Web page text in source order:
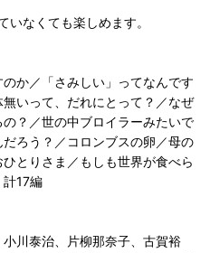
いなくても楽しめます。
か／「さみしい」ってなんです
いって、だれにとって？／なぜ
？／世の中ブロイラーみたいで
ろう？／コロンブスの卵／母の
とりさま／もしも世界が食べら
17編
川泰治、片柳那奈子、古賀裕